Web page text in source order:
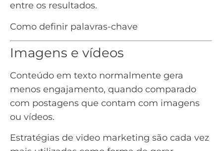
entre os resultados.
Como definir palavras-chave
Imagens e vídeos
Conteúdo em texto normalmente gera
menos engajamento, quando comparado
com postagens que contam com imagens
ou vídeos.
Estratégias de video marketing são cada vez